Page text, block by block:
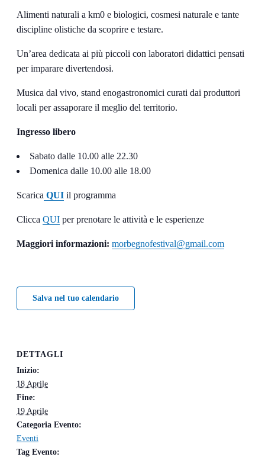
Alimenti naturali a km0 e biologici, cosmesi naturale e tante
discipline olistiche da scoprire e testare.
Un’area dedicata ai più piccoli con laboratori didattici pensati
per imparare divertendosi.
Musica dal vivo, stand enogastronomici curati dai produttori
locali per assaporare il meglio del territorio.
Ingresso libero
Sabato dalle 10.00 alle 22.30
Domenica dalle 10.00 alle 18.00
Scarica QUI il programma
Clicca QUI per prenotare le attività e le esperienze
Maggiori informazioni: morbegnofestival@gmail.com
Salva nel tuo calendario
DETTAGLI
Inizio:
18 Aprile
Fine:
19 Aprile
Categoria Evento:
Eventi
Tag Evento: